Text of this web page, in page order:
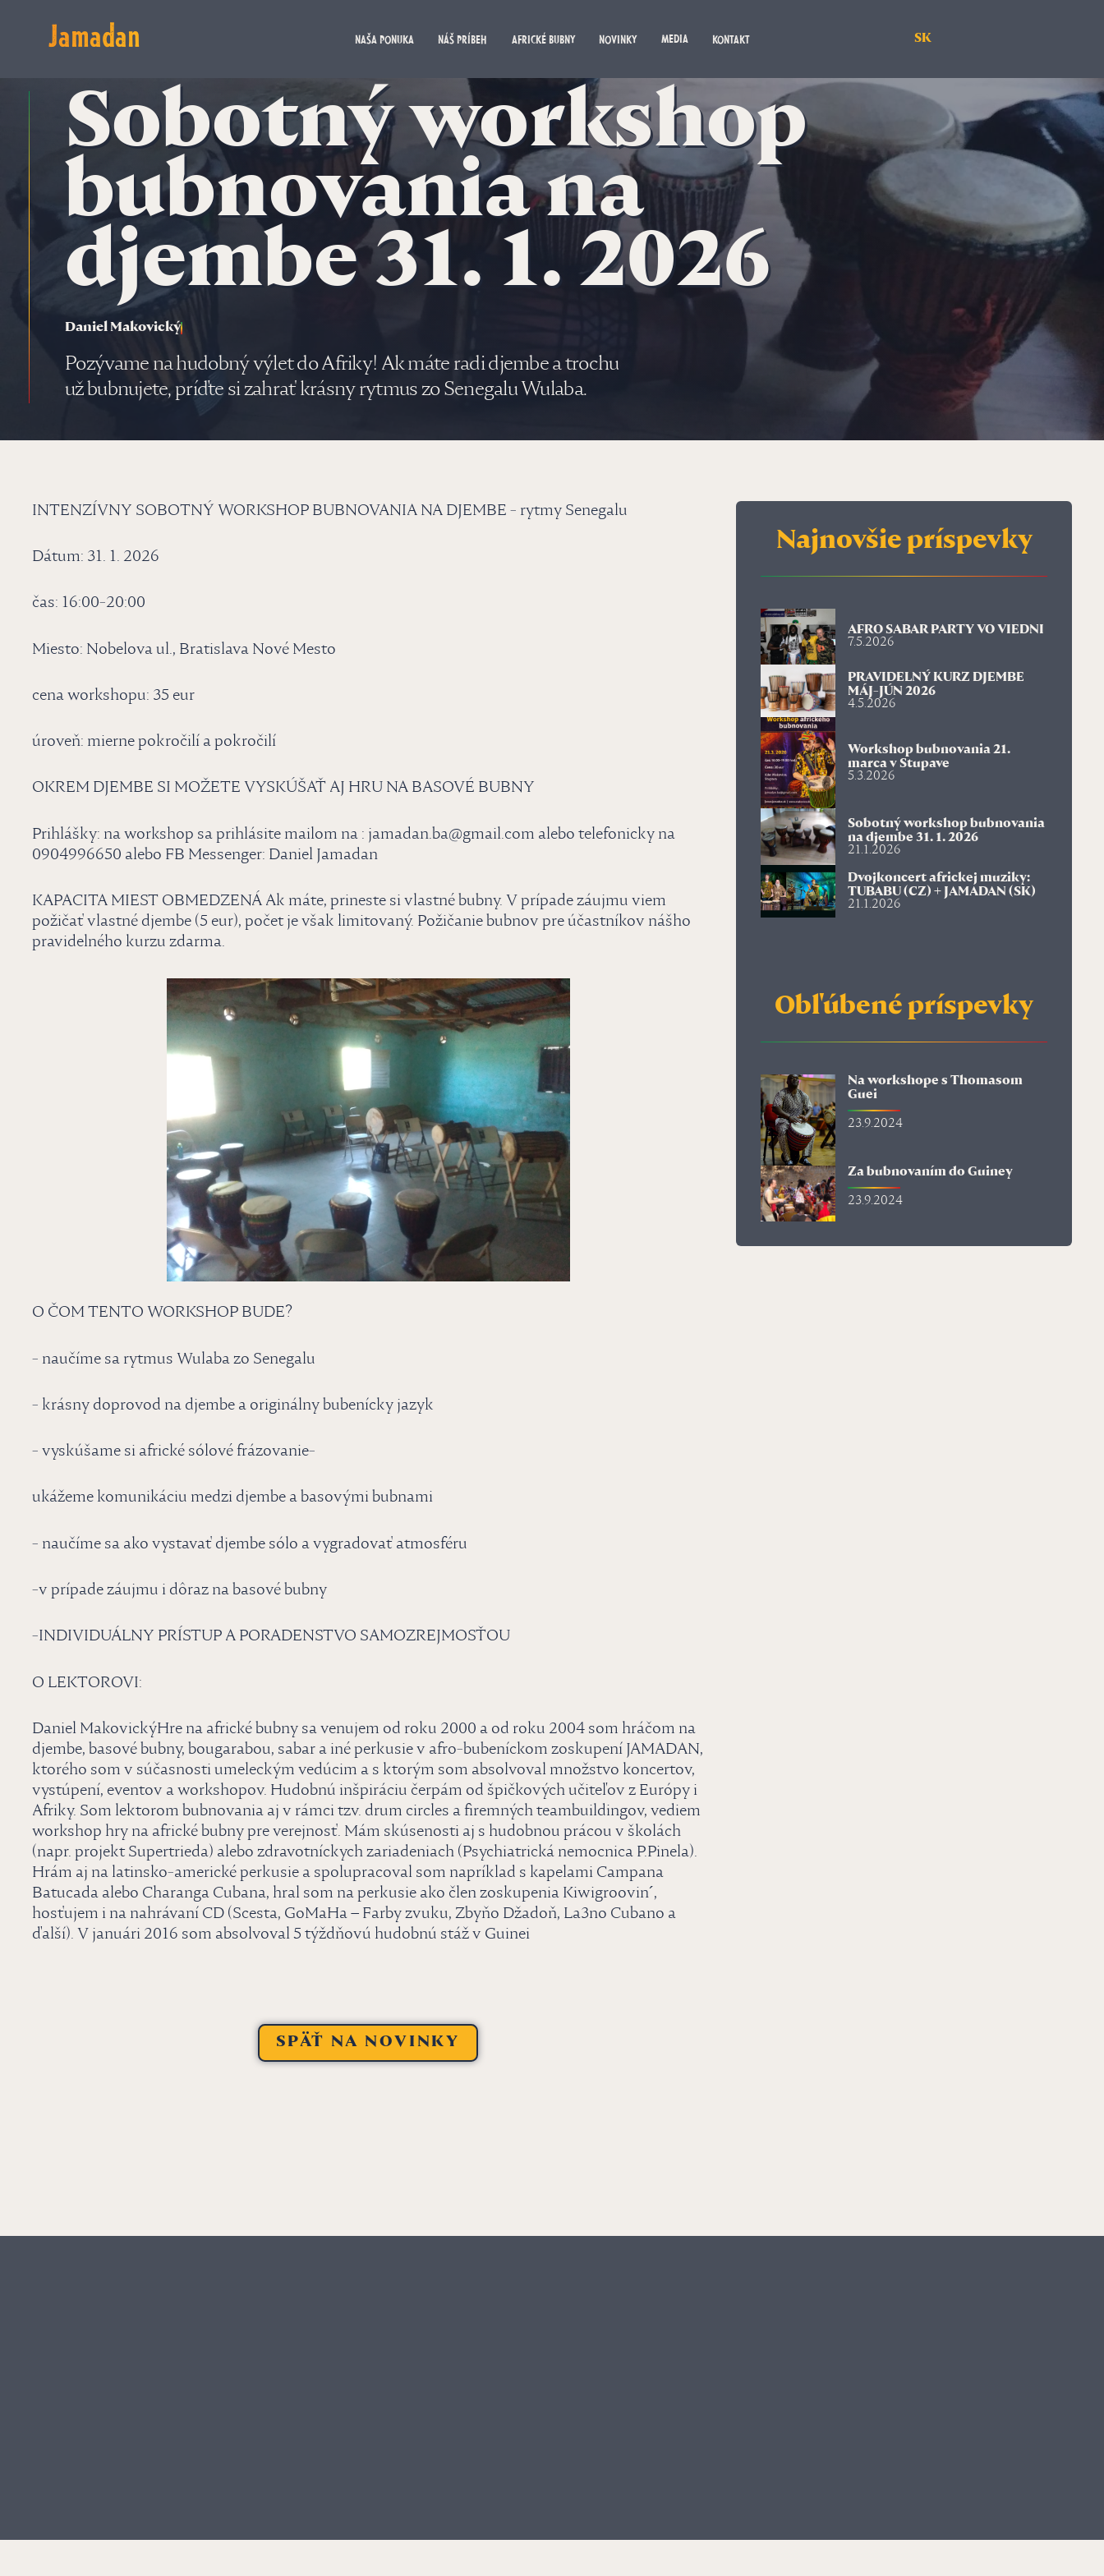
Jamadan NAŠA PONUKA NÁŠ PRÍBEH AFRICKÉ BUBNY NOVINKY MEDIA KONTAKT SK
Sobotný workshop
bubnovania na
djembe 31. 1. 2026
Daniel Makovický
Pozývame na hudobný výlet do Afriky! Ak máte radi djembe a trochu
už bubnujete, príďte si zahrať krásny rytmus zo Senegalu Wulaba.
INTENZÍVNY SOBOTNÝ WORKSHOP BUBNOVANIA NA DJEMBE - rytmy Senegalu
Dátum: 31. 1. 2026
čas: 16:00-20:00
Miesto: Nobelova ul., Bratislava Nové Mesto
cena workshopu: 35 eur
úroveň: mierne pokročilí a pokročilí
OKREM DJEMBE SI MOŽETE VYSKÚŠAŤ AJ HRU NA BASOVÉ BUBNY
Prihlášky: na workshop sa prihlásite mailom na : jamadan.ba@gmail.com alebo telefonicky na
0904996650 alebo FB Messenger: Daniel Jamadan
KAPACITA MIEST OBMEDZENÁ Ak máte, prineste si vlastné bubny. V prípade záujmu viem
požičať vlastné djembe (5 eur), počet je však limitovaný. Požičanie bubnov pre účastníkov nášho
pravidelného kurzu zdarma.
O ČOM TENTO WORKSHOP BUDE?
- naučíme sa rytmus Wulaba zo Senegalu
- krásny doprovod na djembe a originálny bubenícky jazyk
- vyskúšame si africké sólové frázovanie-
ukážeme komunikáciu medzi djembe a basovými bubnami
- naučíme sa ako vystavať djembe sólo a vygradovať atmosféru
-v prípade záujmu i dôraz na basové bubny
-INDIVIDUÁLNY PRÍSTUP A PORADENSTVO SAMOZREJMOSŤOU
O LEKTOROVI:
Daniel MakovickýHre na africké bubny sa venujem od roku 2000 a od roku 2004 som hráčom na
djembe, basové bubny, bougarabou, sabar a iné perkusie v afro-bubeníckom zoskupení JAMADAN,
ktorého som v súčasnosti umeleckým vedúcim a s ktorým som absolvoval množstvo koncertov,
vystúpení, eventov a workshopov. Hudobnú inšpiráciu čerpám od špičkových učiteľov z Európy i
Afriky. Som lektorom bubnovania aj v rámci tzv. drum circles a firemných teambuildingov, vediem
workshop hry na africké bubny pre verejnosť. Mám skúsenosti aj s hudobnou prácou v školách
(napr. projekt Supertrieda) alebo zdravotníckych zariadeniach (Psychiatrická nemocnica P.Pinela).
Hrám aj na latinsko-americké perkusie a spolupracoval som napríklad s kapelami Campana
Batucada alebo Charanga Cubana, hral som na perkusie ako člen zoskupenia Kiwigroovin´,
hosťujem i na nahrávaní CD (Scesta, GoMaHa – Farby zvuku, Zbyňo Džadoň, La3no Cubano a
ďalší). V januári 2016 som absolvoval 5 týždňovú hudobnú stáž v Guinei
SPÄŤ NA NOVINKY
Najnovšie príspevky
AFRO SABAR PARTY VO VIEDNI
7.5.2026
PRAVIDELNÝ KURZ DJEMBE
MÁJ-JÚN 2026
4.5.2026
Workshop bubnovania 21.
marca v Stupave
5.3.2026
Sobotný workshop bubnovania
na djembe 31. 1. 2026
21.1.2026
Dvojkoncert africkej muziky:
TUBABU (CZ) + JAMADAN (SK)
21.1.2026
Obľúbené príspevky
Na workshope s Thomasom
Guei
23.9.2024
Za bubnovaním do Guiney
23.9.2024